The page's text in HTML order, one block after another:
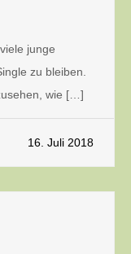
junge
zu bleiben.
wie […]
16. Juli 2018